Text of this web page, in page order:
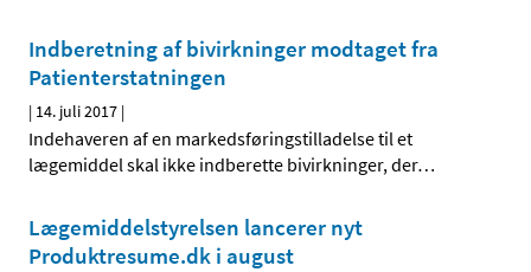
Indberetning af bivirkninger modtaget fra
Patienterstatningen
| 14. juli 2017 |
Indehaveren af en markedsføringstilladelse til et
lægemiddel skal ikke indberette bivirkninger, der…
Lægemiddelstyrelsen lancerer nyt
Produktresume.dk i august